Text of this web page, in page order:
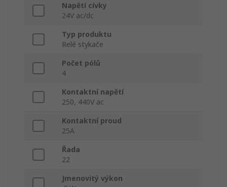
Napětí cívky
24V ac/dc
Typ produktu
Relé stykače
Počet pólů
4
Kontaktní napětí
250, 440V ac
Kontaktní proud
25A
Řada
22
Jmenovitý výkon